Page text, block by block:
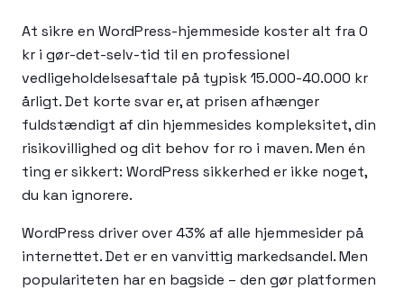
At sikre en WordPress-hjemmeside koster alt fra 0
kr i gør-det-selv-tid til en professionel
vedligeholdelsesaftale på typisk 15.000-40.000 kr
årligt. Det korte svar er, at prisen afhænger
fuldstændigt af din hjemmesides kompleksitet, din
risikovillighed og dit behov for ro i maven. Men én
ting er sikkert: WordPress sikkerhed er ikke noget,
du kan ignorere.
WordPress driver over 43% af alle hjemmesider på
internettet. Det er en vanvittig markedsandel. Men
populariteten har en bagside – den gør platformen